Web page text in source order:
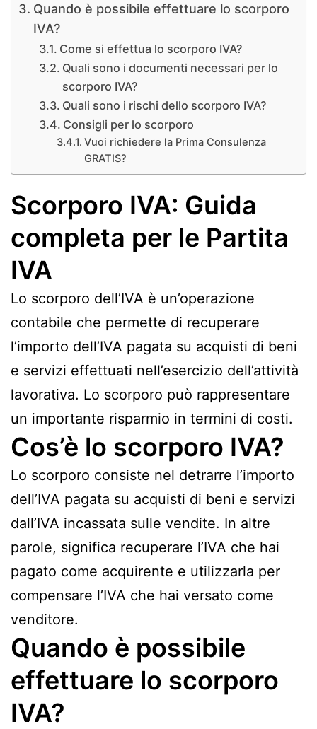
Quando è possibile effettuare lo scorporo
IVA?
Come si effettua lo scorporo IVA?
Quali sono i documenti necessari per lo
scorporo IVA?
Quali sono i rischi dello scorporo IVA?
Consigli per lo scorporo
Vuoi richiedere la Prima Consulenza
GRATIS?
Scorporo IVA: Guida
completa per le Partita
IVA
Lo scorporo dell’IVA è un’operazione
contabile che permette di recuperare
l’importo dell’IVA pagata su acquisti di beni
e servizi effettuati nell’esercizio dell’attività
lavorativa. Lo scorporo può rappresentare
un importante risparmio in termini di costi.
Cos’è lo scorporo IVA?
Lo scorporo consiste nel detrarre l’importo
dell’IVA pagata su acquisti di beni e servizi
dall’IVA incassata sulle vendite. In altre
parole, significa recuperare l’IVA che hai
pagato come acquirente e utilizzarla per
compensare l’IVA che hai versato come
venditore.
Quando è possibile
effettuare lo scorporo
IVA?